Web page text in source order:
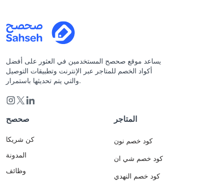
يساعد موقع صحصح المستخدمين في العثور على أفضل
أكواد الخصم للمتاجر عبر الإنترنت وتطبيقات التوصيل
والتي يتم تحديثها باستمرار.
صحصح
كن شريكا
المدونة
وظائف
المتاجر
كود خصم نون
كود خصم شي ان
كود خصم النهدي